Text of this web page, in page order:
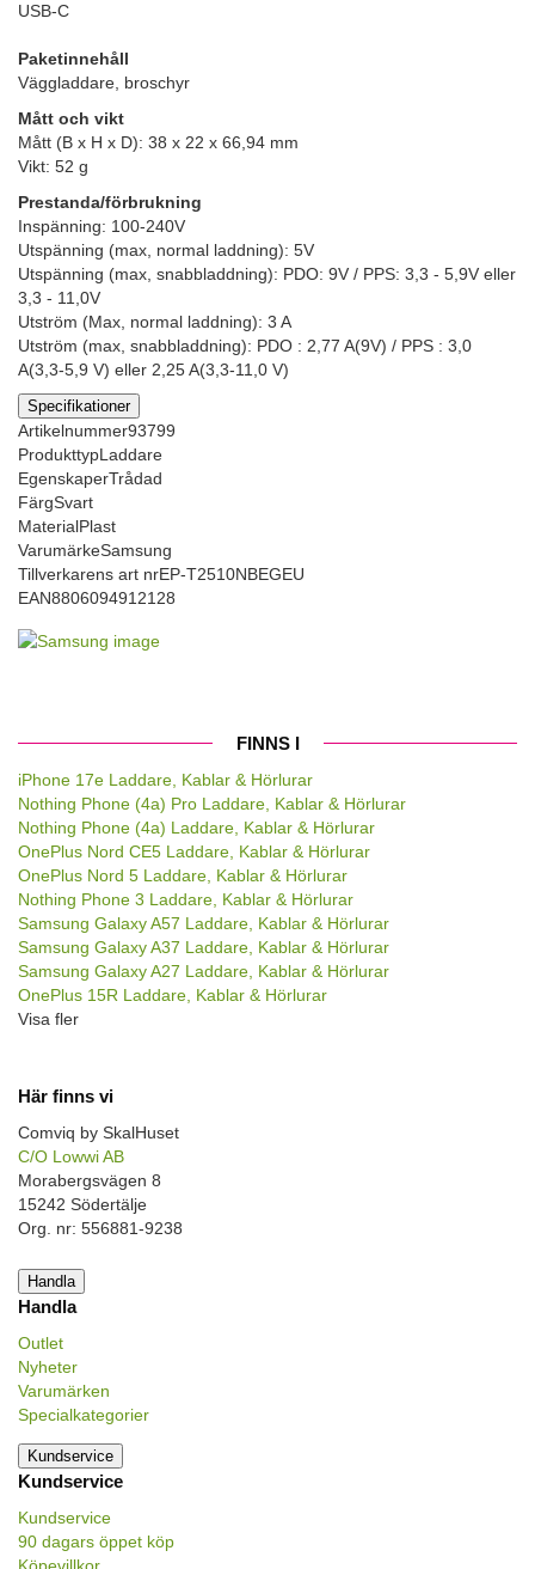
USB-C
Paketinnehåll
Väggladdare, broschyr
Mått och vikt
Mått (B x H x D): 38 x 22 x 66,94 mm
Vikt: 52 g
Prestanda/förbrukning
Inspänning: 100-240V
Utspänning (max, normal laddning): 5V
Utspänning (max, snabbladdning): PDO: 9V / PPS: 3,3 - 5,9V eller
3,3 - 11,0V
Utström (Max, normal laddning): 3 A
Utström (max, snabbladdning): PDO : 2,77 A(9V) / PPS : 3,0
A(3,3-5,9 V) eller 2,25 A(3,3-11,0 V)
Specifikationer
Artikelnummer93799
ProdukttypLaddare
EgenskaperTrådad
FärgSvart
MaterialPlast
VarumärkeSamsung
Tillverkarens art nrEP-T2510NBEGEU
EAN8806094912128
FINNS I
iPhone 17e Laddare, Kablar & Hörlurar
Nothing Phone (4a) Pro Laddare, Kablar & Hörlurar
Nothing Phone (4a) Laddare, Kablar & Hörlurar
OnePlus Nord CE5 Laddare, Kablar & Hörlurar
OnePlus Nord 5 Laddare, Kablar & Hörlurar
Nothing Phone 3 Laddare, Kablar & Hörlurar
Samsung Galaxy A57 Laddare, Kablar & Hörlurar
Samsung Galaxy A37 Laddare, Kablar & Hörlurar
Samsung Galaxy A27 Laddare, Kablar & Hörlurar
OnePlus 15R Laddare, Kablar & Hörlurar
Visa fler
Här finns vi
Comviq by SkalHuset
C/O Lowwi AB
Morabergsvägen 8
15242 Södertälje
Org. nr: 556881-9238
Handla
Handla
Outlet
Nyheter
Varumärken
Specialkategorier
Kundservice
Kundservice
Kundservice
90 dagars öppet köp